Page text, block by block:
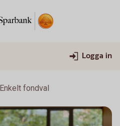
Logga in
Enkelt fondval